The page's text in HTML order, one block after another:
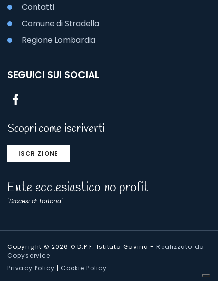
Contatti
Comune di Stradella
Regione Lombardia
SEGUICI SUI SOCIAL
Scopri come iscriverti
ISCRIZIONE
Ente ecclesiastico no profit
"Diocesi di Tortona"
Copyright © 2026 O.D.P.F. Istituto Gavina -Realizzato da
Copyservice
Privacy Policy | Cookie Policy